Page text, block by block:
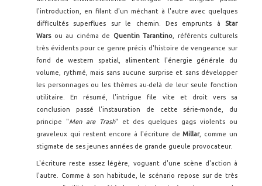
l'introduction, en filant d'un méchant à l'autre avec quelques
difficultés superflues sur le chemin. Des emprunts à Star
Warsou au cinéma de Quentin Tarantino , référents culturels
très évidents pour ce genre précis d'histoire de vengeance sur
fond de western spatial, alimentent l'énergie générale du
volume, rythmé, mais sans aucune surprise et sans développer
les personnages ou les thèmes au-delà de leur seule fonction
utilitaire. En résumé, l'intrigue file vite et droit vers sa
conclusion passé l'instauration de cette série-monde, du
principe "Men are Trash" et des quelques gags violents ou
graveleux qui restent encore à l'écriture deMillar, comme un
stigmate de ses jeunes années de grande gueule provocateur.
L'écriture reste assez légère, voguant d'une scène d'action à
l'autre. Comme à son habitude, le scénario repose sur de très